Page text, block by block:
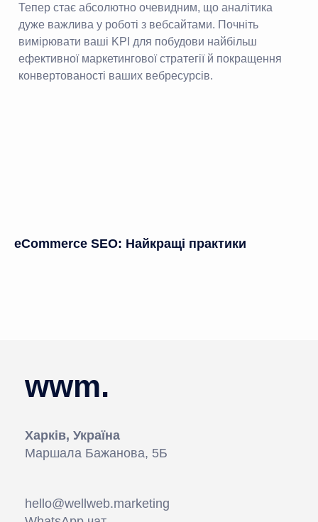
Тепер стає абсолютно очевидним, що аналітика
дуже важлива у роботі з вебсайтами. Почніть
вимірювати ваші KPI для побудови найбільш
ефективної маркетингової стратегії й покращення
конвертованості ваших вебресурсів.
eCommerce SEO: Найкращі практики
wwm.
Харків, Україна
Маршала Бажанова, 5Б
hello@wellweb.marketing